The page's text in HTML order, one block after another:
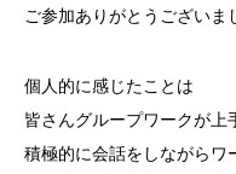
ご参加ありがとうございま
個人的に感じたことは
皆さんグループワークが上
積極的に会話をしながらワ